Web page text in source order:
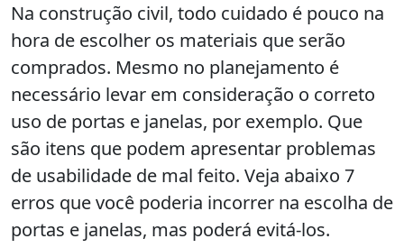
Na construção civil, todo cuidado é pouco na
hora de escolher os materiais que serão
comprados. Mesmo no planejamento é
necessário levar em consideração o correto
uso de portas e janelas, por exemplo. Que
são itens que podem apresentar problemas
de usabilidade de mal feito. Veja abaixo 7
erros que você poderia incorrer na escolha de
portas e janelas, mas poderá evitá-los.